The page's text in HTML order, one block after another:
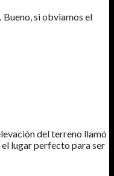
si obviamos el
del terreno llamó
lugar perfecto para ser